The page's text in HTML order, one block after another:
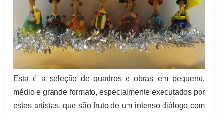
Esta é a seleção de quadros e obras em pequeno,
médio e grande formato, especialmente executados por
estes artistas, que são fruto de um intenso diálogo com